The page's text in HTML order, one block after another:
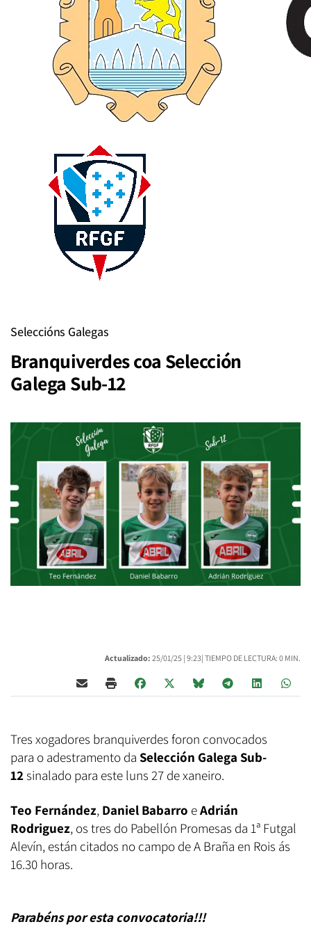
Seleccións Galegas
Branquiverdes coa Selección
Galega Sub-12
Actualizado: 25/01/25 | 9:23| TIEMPO DE LECTURA: 0 MIN.
Tres xogadores branquiverdes foron convocados
para o adestramento da Selección Galega Sub-
12sinalado para este luns 27 de xaneiro.
Teo Fernández, Daniel Babarro eAdrián
Rodriguez, os tres do Pabellón Promesas da 1ª Futgal
Alevín, están citados no campo de A Braña en Rois ás
16.30 horas.
Parabéns por esta convocatoria!!!